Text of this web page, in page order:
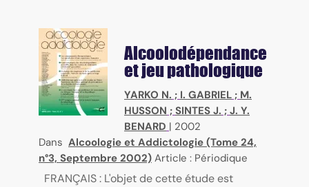
Alcoolodépendance
et jeu pathologique
YARKO N. ; I. GABRIEL ; M.
HUSSON ; SINTES J. ; J. Y.
BENARD | 2002
Dans Alcoologie et Addictologie (Tome 24,
n°3, Septembre 2002) Article : Périodique
FRANÇAIS : L'objet de cette étude est